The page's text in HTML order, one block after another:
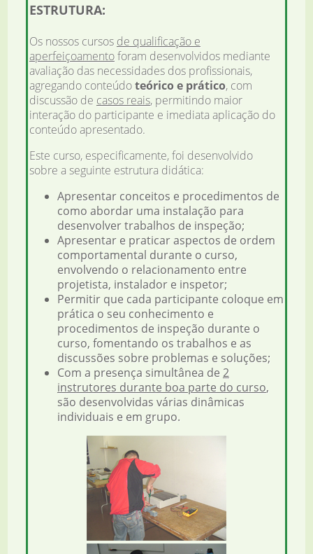
ESTRUTURA:
Os nossos cursos de qualificação e
aperfeiçoamentoforam desenvolvidos mediante
avaliação das necessidades dos profissionais,
agregando conteúdoteórico e prático, com
discussão de casos reais, permitindo maior
interação do participante e imediata aplicação do
conteúdo apresentado.
Este curso, especificamente, foi desenvolvido
sobre a seguinte estrutura didática:
Apresentar conceitos e procedimentos de
como abordar uma instalação para
desenvolver trabalhos de inspeção;
Apresentar e praticar aspectos de ordem
comportamental durante o curso,
envolvendo o relacionamento entre
projetista, instalador e inspetor;
Permitir que cada participante coloque em
prática o seu conhecimento e
procedimentos de inspeção durante o
curso, fomentando os trabalhos e as
discussões sobre problemas e soluções;
Com a presença simultânea de 2
instrutores durante boa parte do curso,
são desenvolvidas várias dinâmicas
individuais e em grupo.